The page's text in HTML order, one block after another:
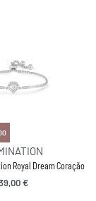
Royal Dream Coração
€